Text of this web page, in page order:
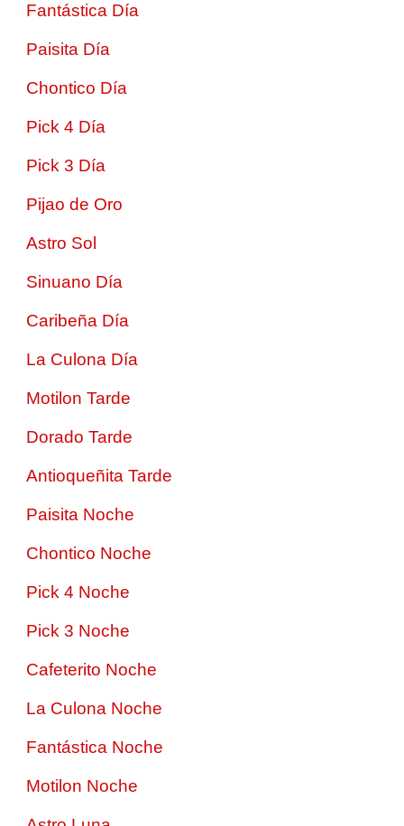
Fantástica Día
Paisita Día
Chontico Día
Pick 4 Día
Pick 3 Día
Pijao de Oro
Astro Sol
Sinuano Día
Caribeña Día
La Culona Día
Motilon Tarde
Dorado Tarde
Antioqueñita Tarde
Paisita Noche
Chontico Noche
Pick 4 Noche
Pick 3 Noche
Cafeterito Noche
La Culona Noche
Fantástica Noche
Motilon Noche